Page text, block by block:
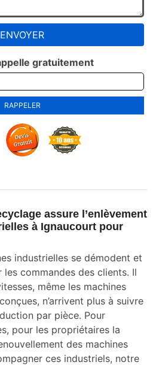
gratuitement
assure l’enlèvement
à Ignaucourt pour
industrielles se démodent et
les commandes des clients. Il
même les machines
n’arrivent plus à suivre
par pièce. Pour
pour les propriétaires la
des machines
ces industriels, notre